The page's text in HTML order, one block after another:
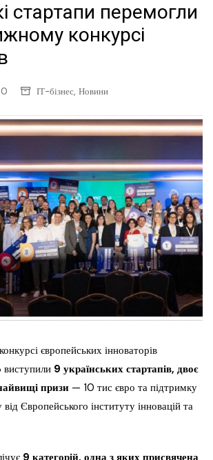
стартапи перемогли
конкурсі
0 ІТ-бізнес, Новини
європейських інноваторів
9 українських стартапів, двоє
призи — 10 тис євро та підтримку
Європейського інституту інновацій та